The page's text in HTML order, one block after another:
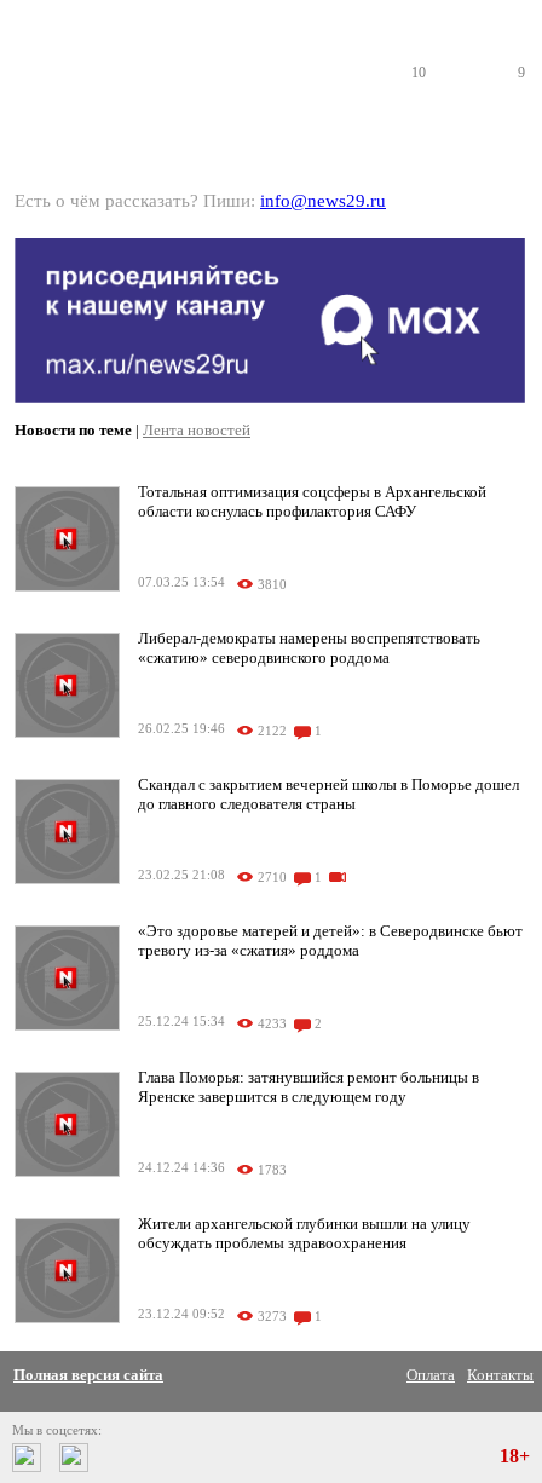
10 9
Есть о чём рассказать? Пиши: info@news29.ru
Новости по теме | Лента новостей
Тотальная оптимизация соцсферы в Архангельской
области коснулась профилактория САФУ
07.03.25 13:54 3810
Либерал-демократы намерены воспрепятствовать
«сжатию» северодвинского роддома
26.02.25 19:46 2122 1
Скандал с закрытием вечерней школы в Поморье дошел
до главного следователя страны
23.02.25 21:08 2710 1
«Это здоровье матерей и детей»: в Северодвинске бьют
тревогу из-за «сжатия» роддома
25.12.24 15:34 4233 2
Глава Поморья: затянувшийся ремонт больницы в
Яренске завершится в следующем году
24.12.24 14:36 1783
Жители архангельской глубинки вышли на улицу
обсуждать проблемы здравоохранения
23.12.24 09:52 3273 1
Полная версия сайта Оплата Контакты
Мы в соцсетях:
18+